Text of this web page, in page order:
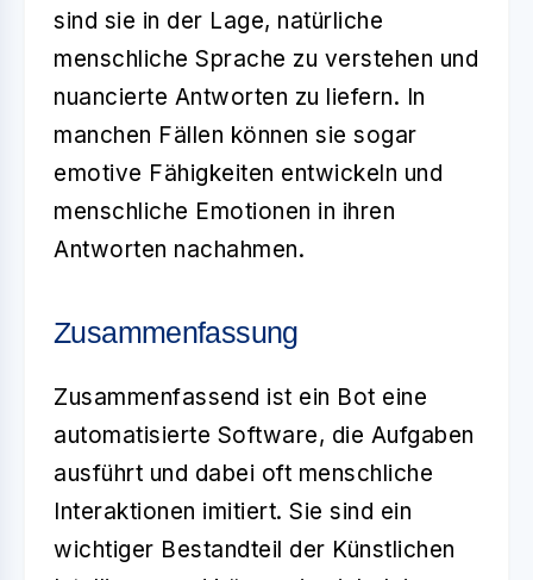
sind sie in der Lage, natürliche
menschliche Sprache zu verstehen und
nuancierte Antworten zu liefern. In
manchen Fällen können sie sogar
emotive Fähigkeiten entwickeln und
menschliche Emotionen in ihren
Antworten nachahmen.
Zusammenfassung
Zusammenfassend ist ein Bot eine
automatisierte Software, die Aufgaben
ausführt und dabei oft menschliche
Interaktionen imitiert. Sie sind ein
wichtiger Bestandteil der Künstlichen